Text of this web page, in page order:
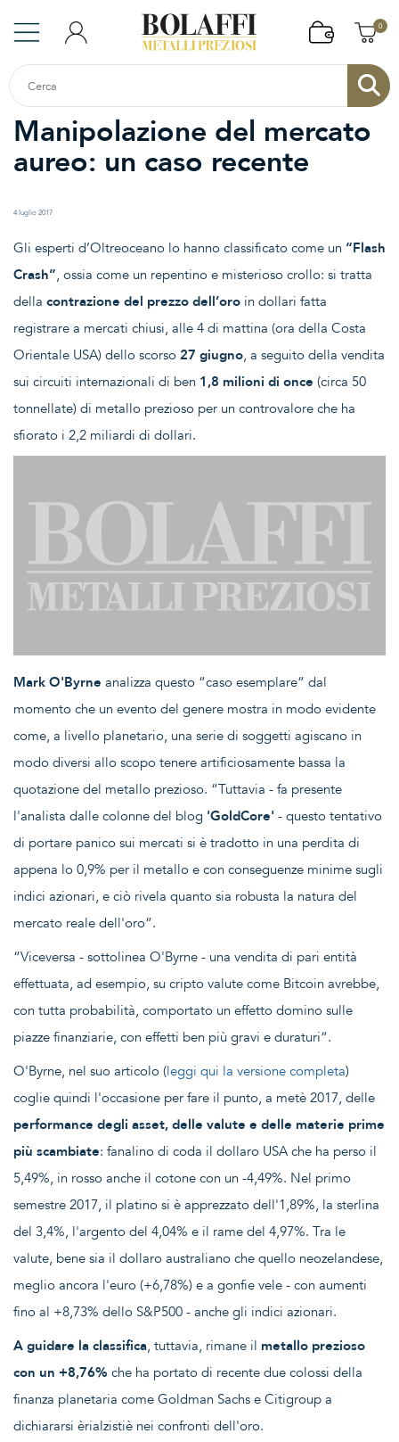
0
Manipolazione del mercato
aureo: un caso recente
4 luglio 2017
Gli esperti d’Oltreoceano lo hanno classificato come un “Flash
Crash”, ossia come un repentino e misterioso crollo: si tratta
della contrazione del prezzo dell’oro in dollari fatta
registrare a mercati chiusi, alle 4 di mattina (ora della Costa
Orientale USA) dello scorso 27 giugno, a seguito della vendita
sui circuiti internazionali di ben 1,8 milioni di once (circa 50
tonnellate) di metallo prezioso per un controvalore che ha
sfiorato i 2,2 miliardi di dollari.
Mark O'Byrne analizza questo “caso esemplare“ dal
momento che un evento del genere mostra in modo evidente
come, a livello planetario, una serie di soggetti agiscano in
modo diversi allo scopo tenere artificiosamente bassa la
quotazione del metallo prezioso. “Tuttavia - fa presente
l'analista dalle colonne del blog 'GoldCore' - questo tentativo
di portare panico sui mercati si è tradotto in una perdita di
appena lo 0,9% per il metallo e con conseguenze minime sugli
indici azionari, e ciò rivela quanto sia robusta la natura del
mercato reale dell'oro“.
“Viceversa - sottolinea O'Byrne - una vendita di pari entità
effettuata, ad esempio, su cripto valute come Bitcoin avrebbe,
con tutta probabilità, comportato un effetto domino sulle
piazze finanziarie, con effetti ben più gravi e duraturi“.
O'Byrne, nel suo articolo (leggi qui la versione completa)
coglie quindi l'occasione per fare il punto, a metè 2017, delle
performance degli asset, delle valute e delle materie prime
più scambiate: fanalino di coda il dollaro USA che ha perso il
5,49%, in rosso anche il cotone con un -4,49%. Nel primo
semestre 2017, il platino si è apprezzato dell'1,89%, la sterlina
del 3,4%, l'argento del 4,04% e il rame del 4,97%. Tra le
valute, bene sia il dollaro australiano che quello neozelandese,
meglio ancora l'euro (+6,78%) e a gonfie vele - con aumenti
fino al +8,73% dello S&P500 - anche gli indici azionari.
A guidare la classifica, tuttavia, rimane il metallo prezioso
con un +8,76% che ha portato di recente due colossi della
finanza planetaria come Goldman Sachs e Citigroup a
dichiararsi èrialzistiè nei confronti dell'oro.